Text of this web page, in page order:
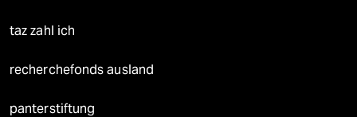
taz zahl ich
recherchefonds ausland
panterstiftung